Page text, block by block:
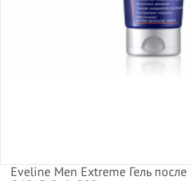
Eveline Men Extreme Гель